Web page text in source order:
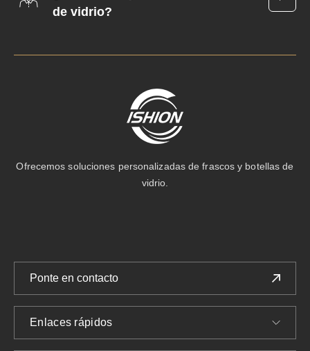
de vidrio?
Ofrecemos soluciones personalizadas de frascos y botellas de
vidrio.
Ponte en contacto
Enlaces rápidos